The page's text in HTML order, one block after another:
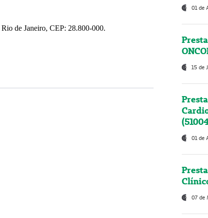
de Janeiro, CEP: 28.800-000.
01 de
15 de
01 de
07 de